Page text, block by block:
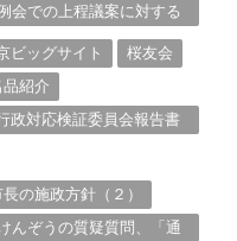
会での上程議案に対する
ビッグサイト
桜友会
紹介
政対応検証委員会報告書
の施政方針（２）
んぞうの質疑質問、「通